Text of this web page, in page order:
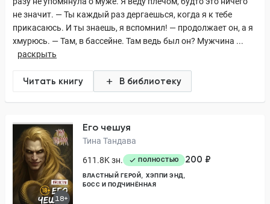
не значит. — Ты каждый раз дергаешься, когда я к тебе
прикасаюсь. И ты знаешь, я вспомнил! — продолжает он, а я
хмурюсь. — Там, в бассейне. Там ведь был он? Мужчина ...
раскрыть
Читать книгу В библиотеку
18+
Его чешуя
Тина Тандава
611.8K зн.
ПОЛНОСТЬЮ 200 ₽
ВЛАСТНЫЙ ГЕРОЙ
ХЭППИ ЭНД
БОСС И ПОДЧИНЁННАЯ